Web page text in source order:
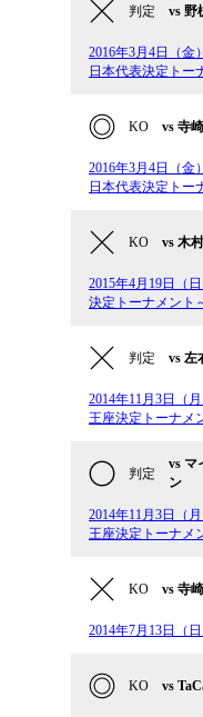
判定 vs 野
2016年3月4日（金
日本代表決定トー
KO vs 寺
2016年3月4日（金
日本代表決定トー
KO vs 木
2015年4月19日（
決定トーナメント
判定 vs 左
2014年11月3日（
王座決定トーナメ
判定
vs マ
ン
2014年11月3日（
王座決定トーナメ
KO vs 寺
2014年7月13日（
KO vs